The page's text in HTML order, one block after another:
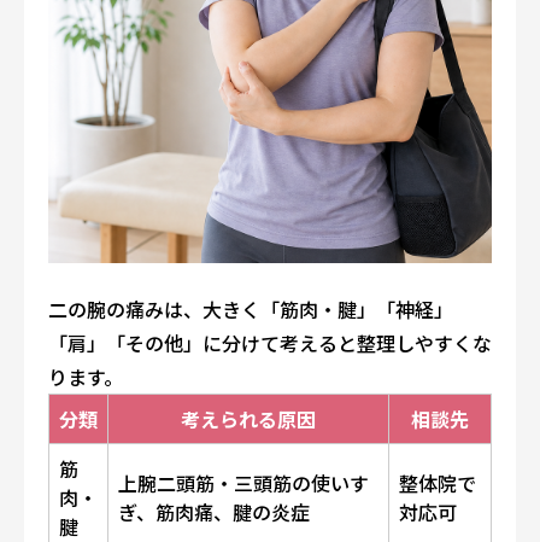
二の腕の痛みは、大きく「筋肉・腱」「神経」
「肩」「その他」に分けて考えると整理しやすくな
ります。
分類
考えられる原因
相談先
筋
肉・
腱
上腕二頭筋・三頭筋の使いす
ぎ、筋肉痛、腱の炎症
整体院で
対応可